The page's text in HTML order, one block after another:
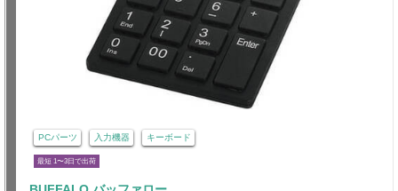
PCパーツ 入力機器 キーボード
最短 1〜3日で出荷